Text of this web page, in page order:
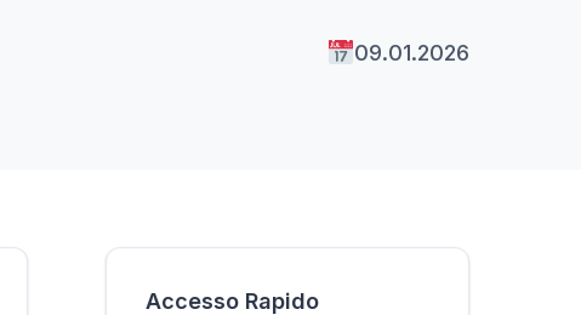
09.01.2026
Accesso Rapido